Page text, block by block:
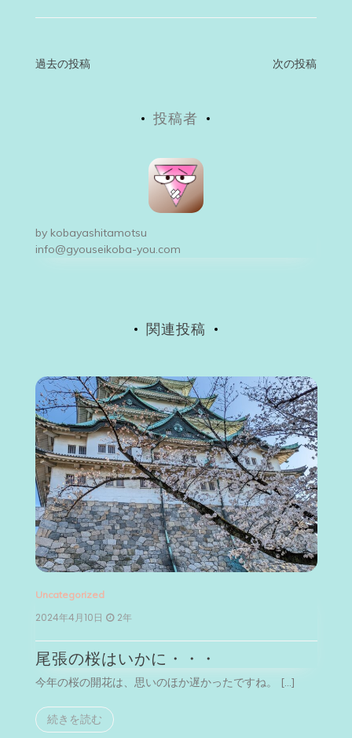
投
ー
シ
過去の投稿 次の投稿
投稿者
by kobayashitamotsu
info@gyouseikoba-you.com
関連投稿
Uncategorized
2024年4月10日 2年
尾張の桜はいかに・・・
今年の桜の開花は、思いのほか遅かったですね。 […]
続きを読む